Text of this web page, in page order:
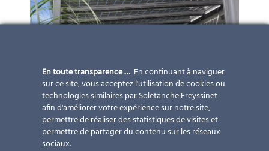
En toute transparence … En continuant à naviguer
sur ce site, vous acceptez l'utilisation de cookies ou
technologies similaires par Soletanche Freyssinet
afin d'améliorer votre expérience sur notre site,
permettre de réaliser des statistiques de visites et
permettre de partager du contenu sur les réseaux
sociaux.